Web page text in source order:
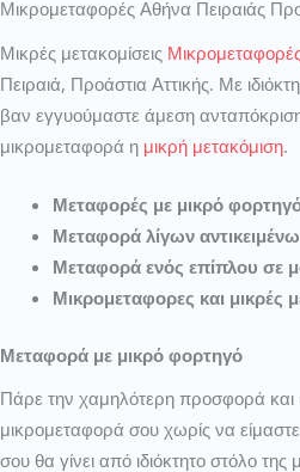
Μικρομεταφορές Αθήνα Πειραιάς
Μικρές μετακομίσεις
Πειραιά, Προάστια Αττικής. Με
βαν εγγυούμαστε άμεση
μικρομεταφορά η μικρή μετακόμιση.
Μεταφορές με μικρό
Μεταφορά λίγων
Μεταφορά ενός επίπλου σε
Μικρομεταφορες και μικρές
Μεταφορά με μικρό φορτηγό
Πάρε την χαμηλότερη προσφορά και
μικρομεταφορά σου χωρίς να
σου θα γίνει από ιδιόκτητο στόλο